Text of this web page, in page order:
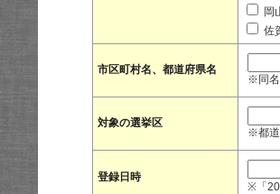
岡
佐
市区町村名、都道府県名
※同名
対象の選挙区
※都道
登録日時
※「